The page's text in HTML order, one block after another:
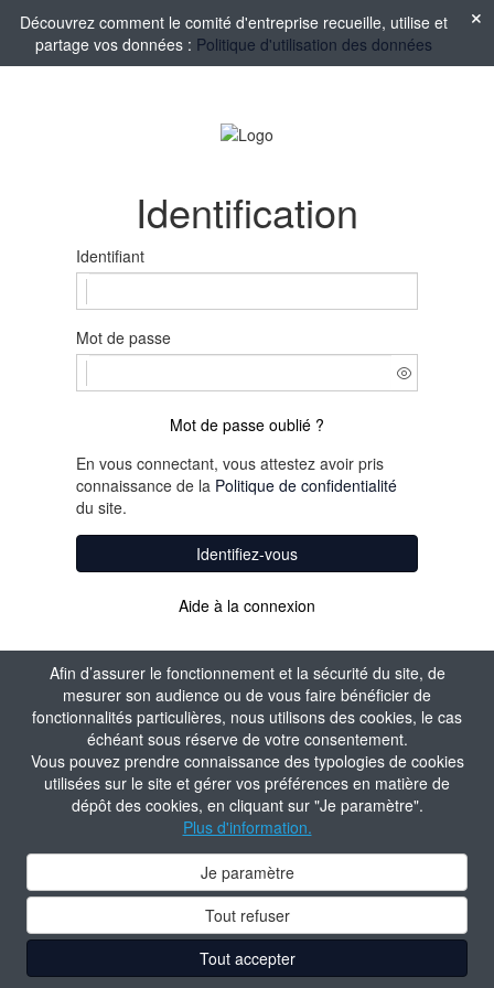
Afin d’assurer le fonctionnement et la sécurité du site, de
mesurer son audience ou de vous faire bénéficier de
fonctionnalités particulières, nous utilisons des cookies, le cas
échéant sous réserve de votre consentement.
Vous pouvez prendre connaissance des typologies de cookies
utilisées sur le site et gérer vos préférences en matière de
dépôt des cookies, en cliquant sur "Je paramètre".
Plus d'information.
Je paramètre
Tout refuser
Tout accepter
Découvrez comment le comité d'entreprise recueille, utilise et
partage vos données : Politique d'utilisation des données
Identification
Identifiant
Mot de passe
Mot de passe oublié ?
En vous connectant, vous attestez avoir pris
connaissance de la Politique de confidentialité
du site.
Identifiez-vous
Aide à la connexion